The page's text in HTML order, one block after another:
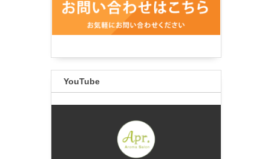
YouTube